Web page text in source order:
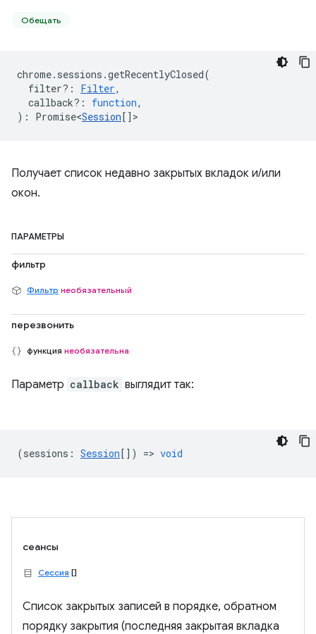
Обещать
chrome. sessions .getRecentlyClosed(
filter? : Filter,
callback? : function,
) : Promise<Session[] >
Получает список недавно закрытых вкладок и/или
окон.
ПАРАМЕТРЫ
фильтр
Фильтр необязательный
перезвонить
функция необязательна
Параметр callback выглядит так:
(sessions : Session[]) => void
сеансы
Сессия []
Список закрытых записей в порядке, обратном
порядку закрытия (последняя закрытая вкладка